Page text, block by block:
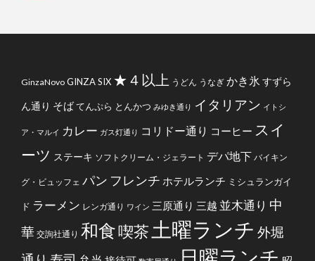
GinzaNovo GINZA SIX ★４以上 うどん うなぎ かき氷 すずら
ん通り そばてんぷら とんかつ みゆき通り イタリアン イトシ
ア・マルイ カレー ガス灯通り コリドー通り コーヒー スイ
ーツ ステーキ ソフトクリーム・ジェラート デパ地下 バイキン
グ・ビュッフェ パン フレンチ ホテルランチ ミシュランガイ
ド ラーメン レンガ通り ワイン 三原通り 三越 並木通り 中
華 交詢社通り 和食喫茶 土曜ランチ 外堀